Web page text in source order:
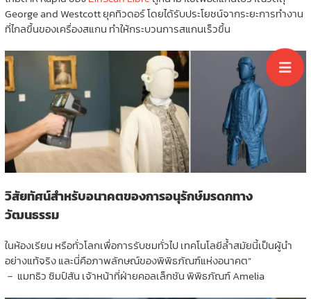
George and Westcott ยุคทิวดอร์ โดยได้รับประโยชน์จากระยะการทำงาน
ที่ไกลขึ้นของเครื่องสแกน ทำให้กระบวนการสแกนเร็วขึ้น
วิสัยทัศน์สำหรับอนาคตของการอนุรักษ์มรดกทาง
วัฒนธรรม
ในห้องเรียน หรือทั่วโลกเพื่อการรับชมทั่วไป เทคโนโลยีล้ำสมัยนี้เป็นผู้นำ
อย่างแท้จริง และนี่คือภาพลักษณ์ของพิพิธภัณฑ์แห่งอนาคต”
－ แมทธิว ซิมป์สัน เจ้าหน้าที่ฝ่ายคอลเล็กชัน พิพิธภัณฑ์ Amelia